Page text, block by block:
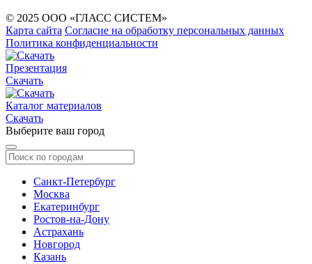
© 2025 ООО «ГЛАСС СИСТЕМ»
Карта сайта Согласие на обработку персональных данных
Политика конфиденциальности
Презентация
Скачать
Каталог материалов
Скачать
Выберите ваш город
Санкт-Петербург
Москва
Екатеринбург
Ростов-на-Дону
Астрахань
Новгород
Казань